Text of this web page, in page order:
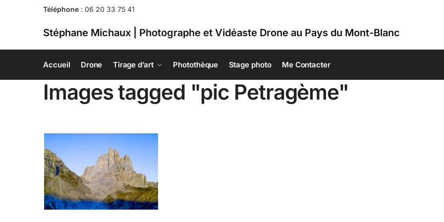
Téléphone : 06 20 33 75 41
Stéphane Michaux | Photographe et Vidéaste Drone au Pays du Mont-Blanc
Accueil Drone Tirage d’art Photothèque Stage photo Me Contacter
Images tagged "pic Petragème"